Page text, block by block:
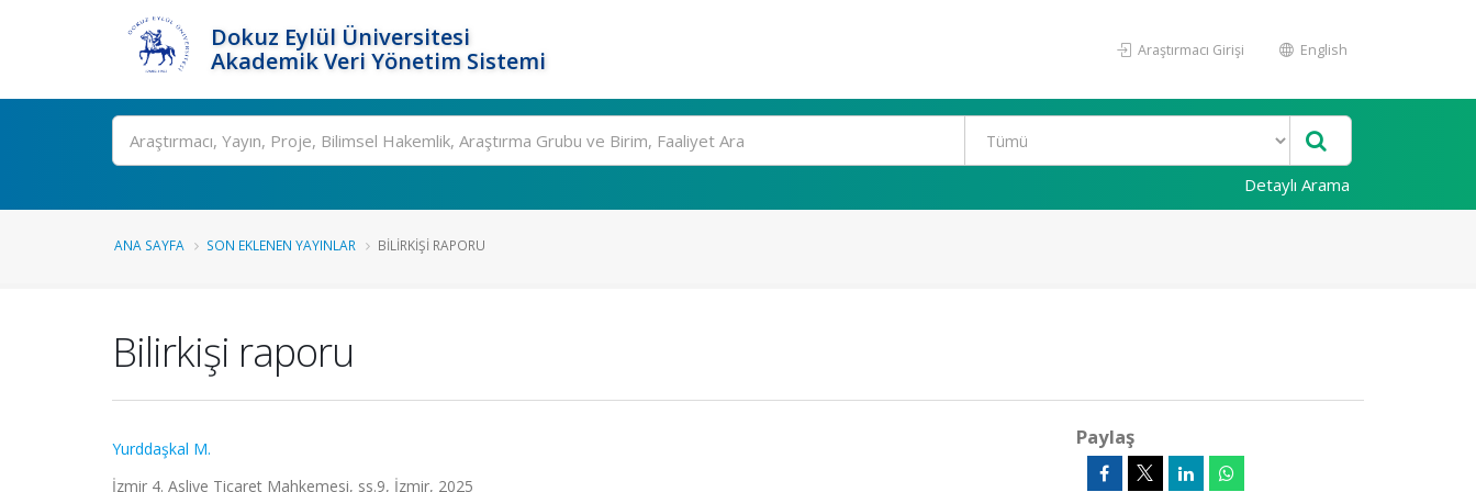
Dokuz Eylül Üniversitesi
Akademik Veri Yönetim Sistemi
Araştırmacı Girişi English
Ara
Detaylı Arama
ANA SAYFA SON EKLENEN YAYINLAR BILIRKIŞI RAPORU
Bilirkişi raporu
Yurddaşkal M.
İzmir 4. Asliye Ticaret Mahkemesi, ss.9, İzmir, 2025
Paylaş